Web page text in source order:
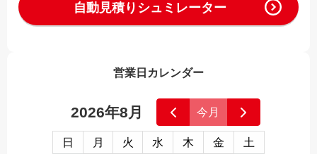
自動見積りシュミレーター
営業日カレンダー
2026年8月 今月
日 月 火 水 木 金
土